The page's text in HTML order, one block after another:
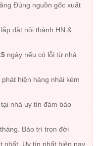
Đúng nguồn gốc xuất
đặt nội thành HN &
ngày nếu có lỗi từ nhà
hiện hàng nhái kém
nhà uy tín đảm bảo
tháng. Bảo trì trọn đời
nhất, Uy tín nhất hiện nay